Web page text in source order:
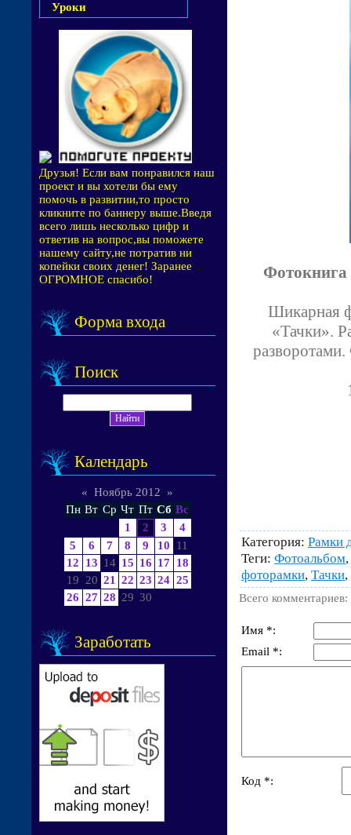
Уроки
Друзья! Если вам понравился наш
проект и вы хотели бы ему
помочь в развитии,то просто
кликните по баннеру выше.Введя
всего лишь несколько цифр и
ответив на вопрос,вы поможете
нашему сайту,не потратив ни
копейки своих денег! Заранее
ОГРОМНОЕ спасибо!
Форма входа
Поиск
Календарь
« Ноябрь 2012
»
Пн Вт Ср Чт Пт Сб Вс
1
2 3
4
5
6 7 8 9 10
11
12
13 14 15 16 17 18
19
20 21 22 23 24 25
26 27 28 29 30
Заработать
Фотокнига
Шикарная
«Тачки».
Категория: Рамки
Теги: Фотоальбом,
фоторамки, Тачки,
Всего комментариев:
Имя *:
Email *:
Код *: